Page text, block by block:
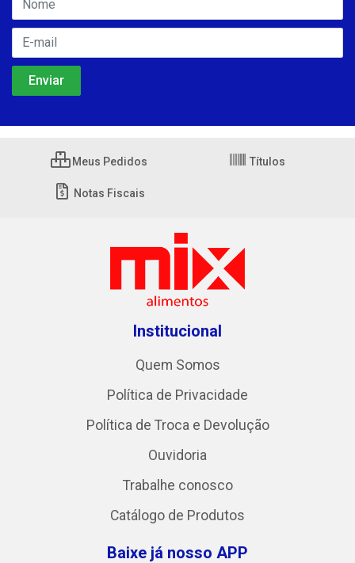
Meus Pedidos Títulos
Notas Fiscais
Institucional
Quem Somos
Política de Privacidade
Política de Troca e Devolução
Ouvidoria
Trabalhe conosco
Catálogo de Produtos
Baixe já nosso APP